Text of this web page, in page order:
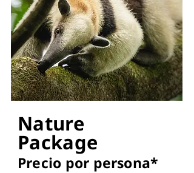
Nature
Package
Precio por persona*